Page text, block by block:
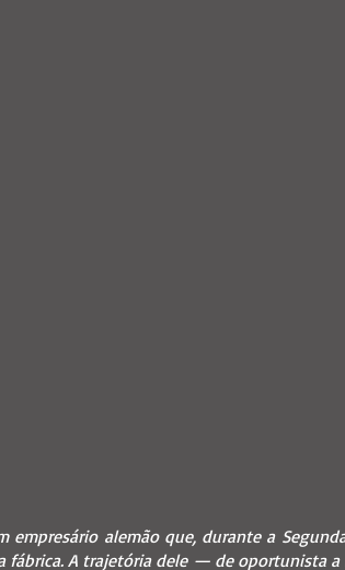
empresário alemão que, durante a
fábrica. A trajetória dele — de oportunista